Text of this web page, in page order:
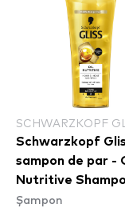
SCHWARZKOPF
Schwarzkopf
sampon de par -
Nutritive
(400ml)
Șampon